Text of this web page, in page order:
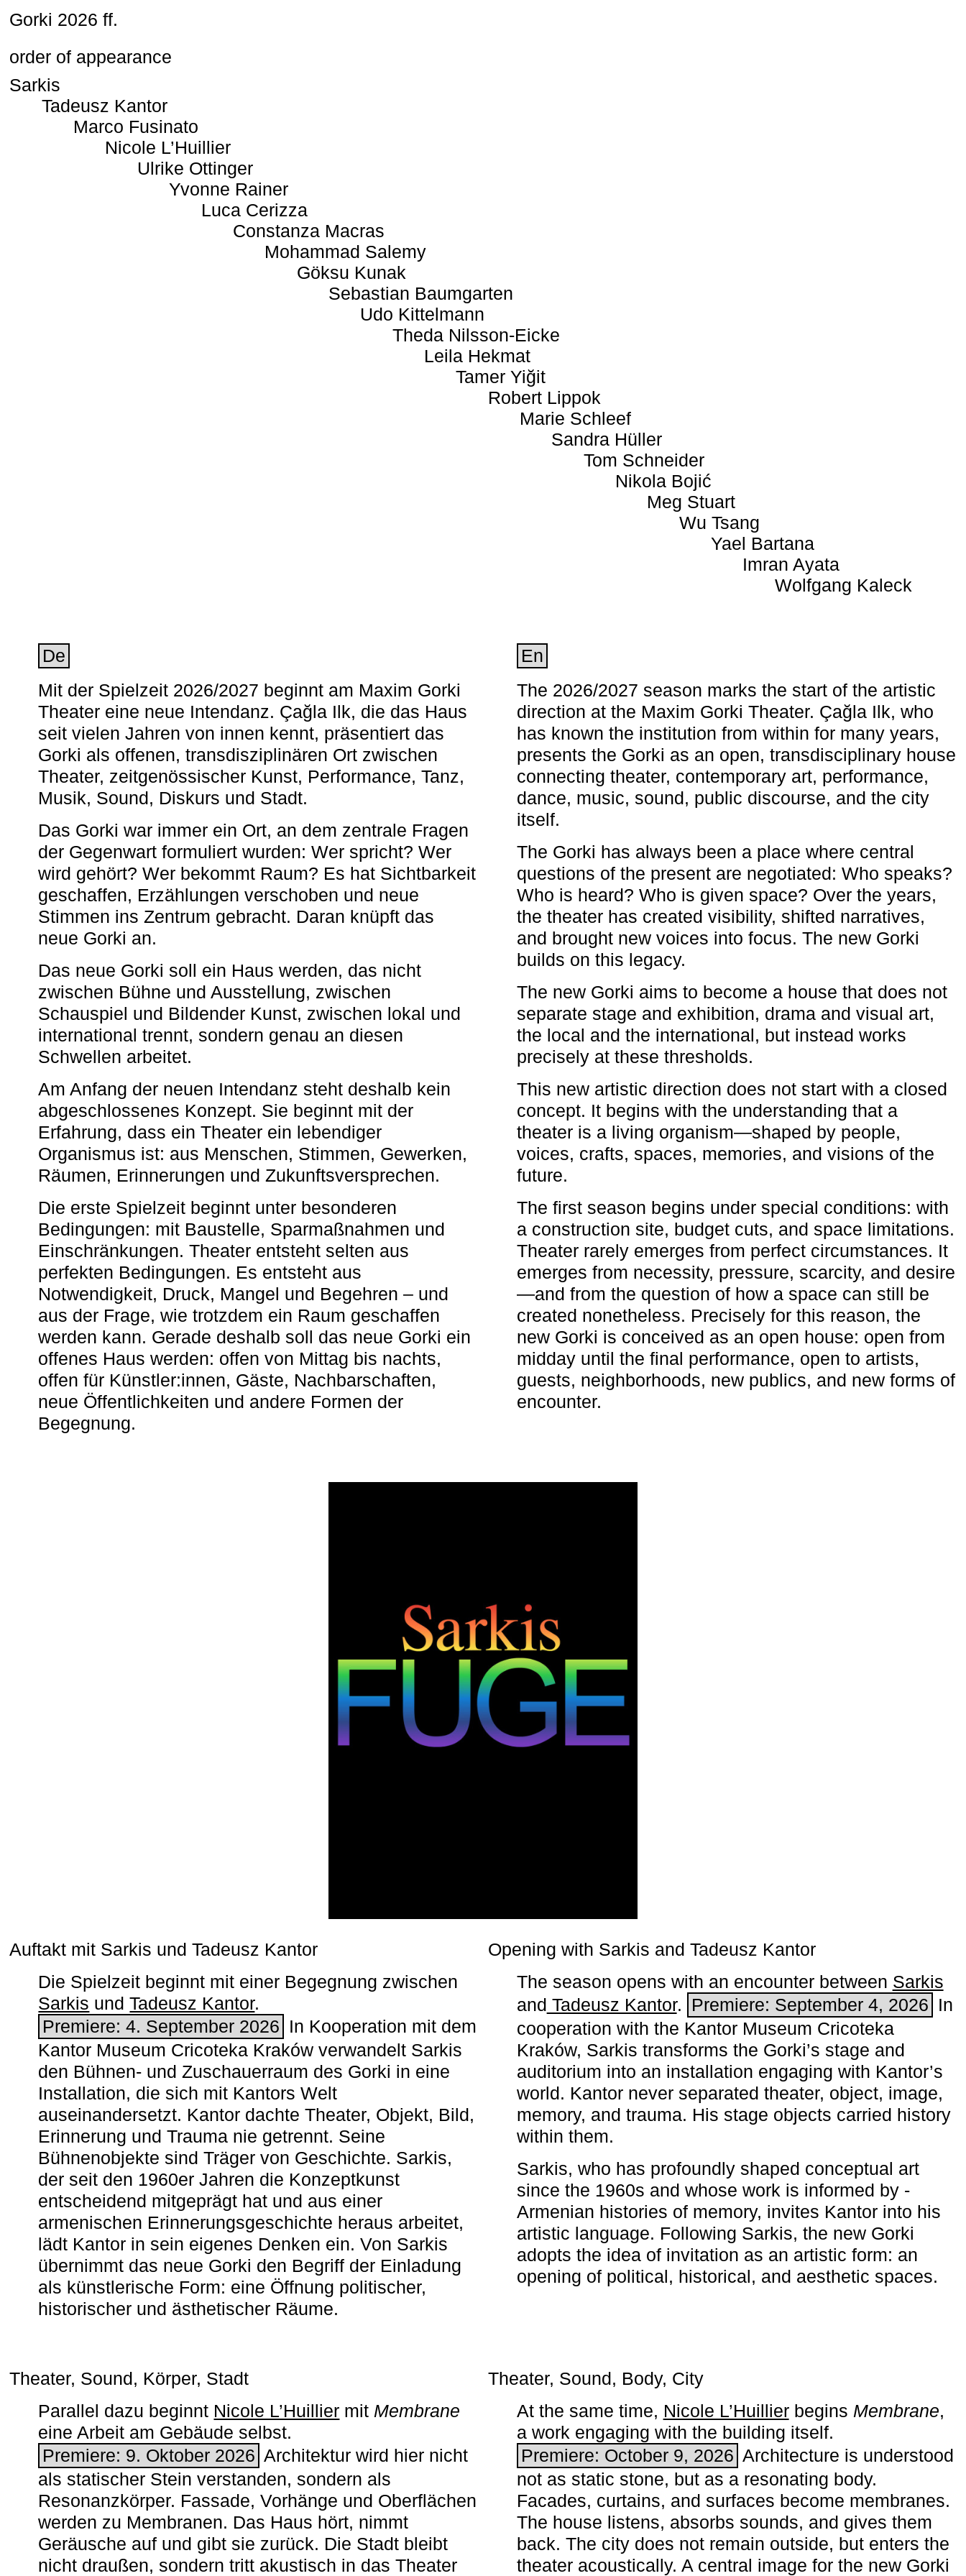
Gorki 2026 ff.
order of appearance
Sarkis
Tadeusz Kantor
Marco Fusinato
Nicole L’Huillier
Ulrike Ottinger
Yvonne Rainer
Luca Cerizza
Constanza Macras
Mohammad Salemy
Göksu Kunak
Sebastian Baumgarten
Udo Kittelmann
Theda Nilsson-Eicke
Leila Hekmat
Tamer Yiğit
Robert Lippok
Marie Schleef
Sandra Hüller
Tom Schneider
Nikola Bojić
Meg Stuart
Wu Tsang
Yael Bartana
Imran Ayata
Wolfgang Kaleck
De
Mit der Spielzeit 2026/2027 beginnt am Maxim Gorki
Theater eine neue Intendanz. Çağla Ilk, die das Haus
seit vielen Jahren von innen kennt, präsentiert das
Gorki als offenen, transdisziplinären Ort zwischen
Theater, zeitgenössischer Kunst, Performance, Tanz,
Musik, Sound, Diskurs und Stadt.
Das Gorki war immer ein Ort, an dem zentrale Fragen
der Gegenwart formuliert wurden: Wer spricht? Wer
wird gehört? Wer bekommt Raum? Es hat Sichtbarkeit
geschaffen, Erzählungen verschoben und neue
Stimmen ins Zentrum gebracht. Daran knüpft das
neue Gorki an.
Das neue Gorki soll ein Haus werden, das nicht
zwischen Bühne und Ausstellung, zwischen
Schauspiel und Bildender Kunst, zwischen lokal und
international trennt, sondern genau an diesen
Schwellen arbeitet.
Am Anfang der neuen Intendanz steht deshalb kein
abgeschlossenes Konzept. Sie beginnt mit der
Erfahrung, dass ein Theater ein lebendiger
Organismus ist: aus Menschen, Stimmen, Gewerken,
Räumen, Erinnerungen und Zukunftsversprechen.
Die erste Spielzeit beginnt unter besonderen
Bedingungen: mit Baustelle, Sparmaßnahmen und
Einschränkungen. Theater entsteht selten aus
perfekten Bedingungen. Es entsteht aus
Notwendigkeit, Druck, Mangel und Begehren – und
aus der Frage, wie trotzdem ein Raum geschaffen
werden kann. Gerade deshalb soll das neue Gorki ein
offenes Haus werden: offen von Mittag bis nachts,
offen für Künstler:innen, Gäste, Nachbarschaften,
neue Öffentlichkeiten und andere Formen der
Begegnung.
En
The 2026/2027 season marks the start of the artistic
direction at the Maxim Gorki Theater. Çağla Ilk, who
has known the institution from within for many years,
presents the Gorki as an open, transdisciplinary house
connecting theater, contemporary art, performance,
dance, music, sound, public discourse, and the city
itself.
The Gorki has always been a place where central
questions of the present are negotiated: Who speaks?
Who is heard? Who is given space? Over the years,
the theater has created visibility, shifted narratives,
and brought new voices into focus. The new Gorki
builds on this legacy.
The new Gorki aims to become a house that does not
separate stage and exhibition, drama and visual art,
the local and the international, but instead works
precisely at these thresholds.
This new artistic direction does not start with a closed
concept. It begins with the understanding that a
theater is a living organism—shaped by people,
voices, crafts, spaces, memories, and visions of the
future.
The first season begins under special conditions: with
a construction site, budget cuts, and space limitations.
Theater rarely emerges from perfect circumstances. It
emerges from necessity, pressure, scarcity, and desire
—and from the question of how a space can still be
created nonetheless. Precisely for this reason, the
new Gorki is conceived as an open house: open from
midday until the final performance, open to artists,
guests, neighborhoods, new publics, and new forms of
encounter.
Auftakt mit Sarkis und Tadeusz Kantor
Die Spielzeit beginnt mit einer Begegnung zwischen
Sarkis undTadeusz Kantor.
Premiere: 4. September 2026 In Kooperation mit dem
Kantor Museum Cricoteka Kraków verwandelt Sarkis
den Bühnen- und Zuschauerraum des Gorki in eine
Installation, die sich mit Kantors Welt
auseinandersetzt. Kantor dachte Theater, Objekt, Bild,
Erinnerung und Trauma nie getrennt. Seine
Bühnenobjekte sind Träger von Geschichte. Sarkis,
der seit den 1960er Jahren die Konzeptkunst
entscheidend mitgeprägt hat und aus einer
armenischen ­Erinnerungsgeschichte heraus arbeitet,
lädt Kantor in sein eigenes Denken ein. Von Sarkis
übernimmt das neue Gorki den Begriff der Einladung
als künstlerische Form: eine Öffnung politischer,
historischer und ästhetischer Räume.
Opening with Sarkis and Tadeusz Kantor
The season opens with an encounter between Sarkis
and Tadeusz Kantor. Premiere: September 4, 2026 In
cooperation with the ­Kantor Museum Cricoteka
Kraków, Sarkis transforms the Gorki’s stage and
auditorium into an installation engaging with Kantor’s
world. Kantor never separated theater, object, image,
memory, and trauma. His stage objects carried history
within them.
Sarkis, who has profoundly shaped conceptual art
since the 1960s and whose work is informed by ­
Armenian histories of memory, invites Kantor into his
artistic language. Following Sarkis, the new Gorki
adopts the idea of invitation as an artistic form: an
opening of political, historical, and aesthetic spaces.
Theater, Sound, Körper, Stadt
Parallel dazu beginnt Nicole L’Huillier mit ­ Membrane
eine Arbeit am Gebäude selbst.
Premiere: 9. Oktober 2026 Architektur wird hier nicht
als statischer Stein verstanden, sondern als
Resonanzkörper. Fassade, Vorhänge und Oberflächen
werden zu Membranen. Das Haus hört, nimmt
Geräusche auf und gibt sie zurück. Die Stadt bleibt
nicht draußen, sondern tritt akustisch in das Theater
Theater, Sound, Body, City
At the same time, Nicole L’Huillierbegins ­ Membrane,
a work engaging with the building itself.
Premiere: October 9, 2026 Architecture is understood
not as static stone, but as a resonating body.
Facades, curtains, and surfaces become membranes.
The house listens, absorbs sounds, and gives them
back. The city does not remain outside, but enters the
theater acoustically. A central image for the new Gorki